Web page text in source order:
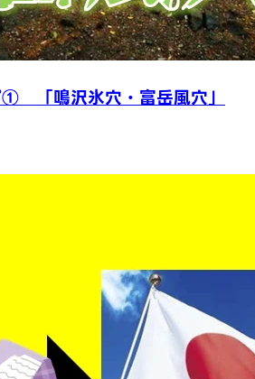
① 「鳴沢氷穴・富岳風穴」